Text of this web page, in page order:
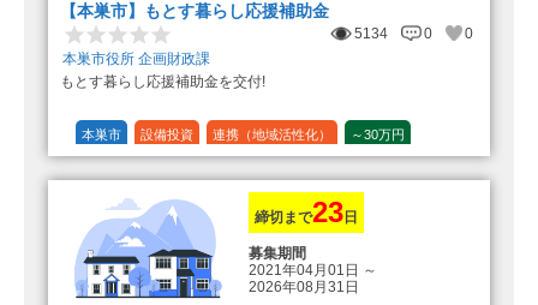
【本巣市】もとす暮らし応援補助金
5134 0
0
本巣市役所 企画財政課
もとす暮らし応援補助金を交付!
本巣市 設備投資 連携（地域活性化） ～30万円
締切まで23日
募集期間
2021年04月01日 ～
2026年08月31日